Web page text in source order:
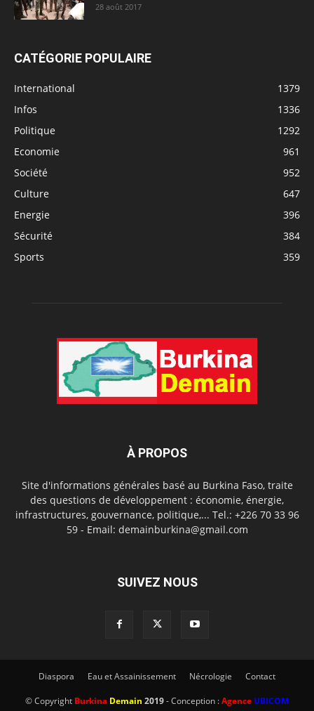
28 août 2017
CATÉGORIE POPULAIRE
International
1379
Infos
1336
Politique
1292
Economie
961
Société
952
Culture
647
Energie
396
Sécurité
384
Sports
359
À PROPOS
Site d'informations générales basé au Burkina Faso, traite
des questions de développement : économie, énergie,
infrastructures, gouvernance, politique,... Tel.: +226 70 33 96
59 - Email: demainburkina@gmail.com
SUIVEZ NOUS
Diaspora Eau et Assainissement Nécrologie Contact
© Copyright Burkina Demain 2019- Conception :Agence UBICOM